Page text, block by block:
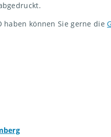
haben können Sie gerne die